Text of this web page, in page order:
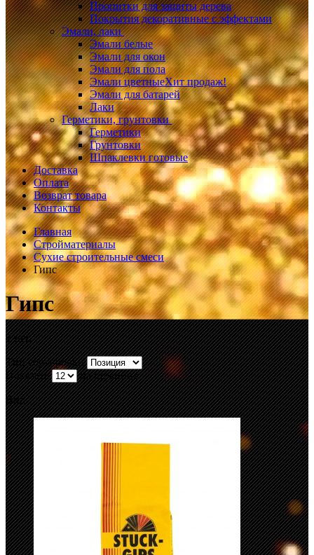
Пропитки для защиты дерева
Покрытия декоративные с эффектами
Эмали, лаки
Эмали белые
Эмали для окон
Эмали для пола
Эмали цветныеХит продаж!
Эмали для батарей
Лаки
Герметики, грунтовки
Герметики
Грунтовки
Шпаклевки готовые
Доставка
Оплата
Возврат товара
Контакты
Главная
Стройматериалы
Сухие строительные смеси
Гипс
Гипс
2 шт.
Тип сортировки
Показать
на странице
Вид: